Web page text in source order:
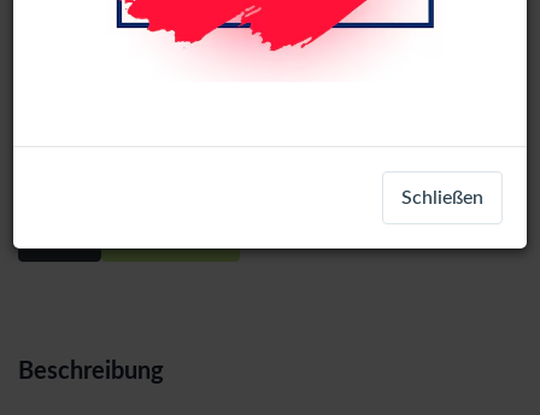
Beschreibung
Schließen